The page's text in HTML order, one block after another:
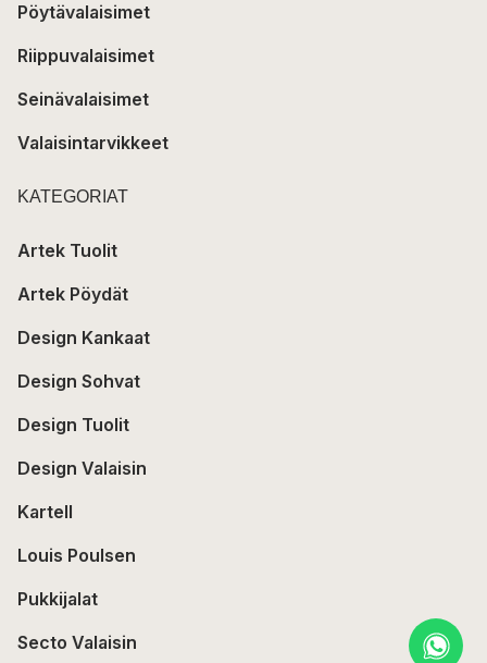
Pöytävalaisimet
Riippuvalaisimet
Seinävalaisimet
Valaisintarvikkeet
KATEGORIAT
Artek Tuolit
Artek Pöydät
Design Kankaat
Design Sohvat
Design Tuolit
Design Valaisin
Kartell
Louis Poulsen
Pukkijalat
Secto Valaisin